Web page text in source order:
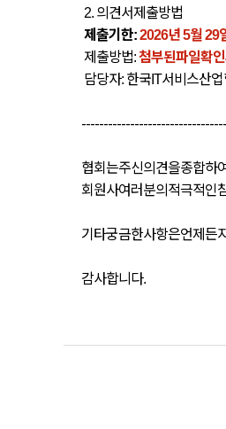
2. 의견서제출방법
제출기한:2026년5월29
제출방법:첨부된파일확인
담당자: 한국IT서비스산
협회는주신의견을종합하
회원사여러분의적극적인
기타궁금한사항은언제든
감사합니다.